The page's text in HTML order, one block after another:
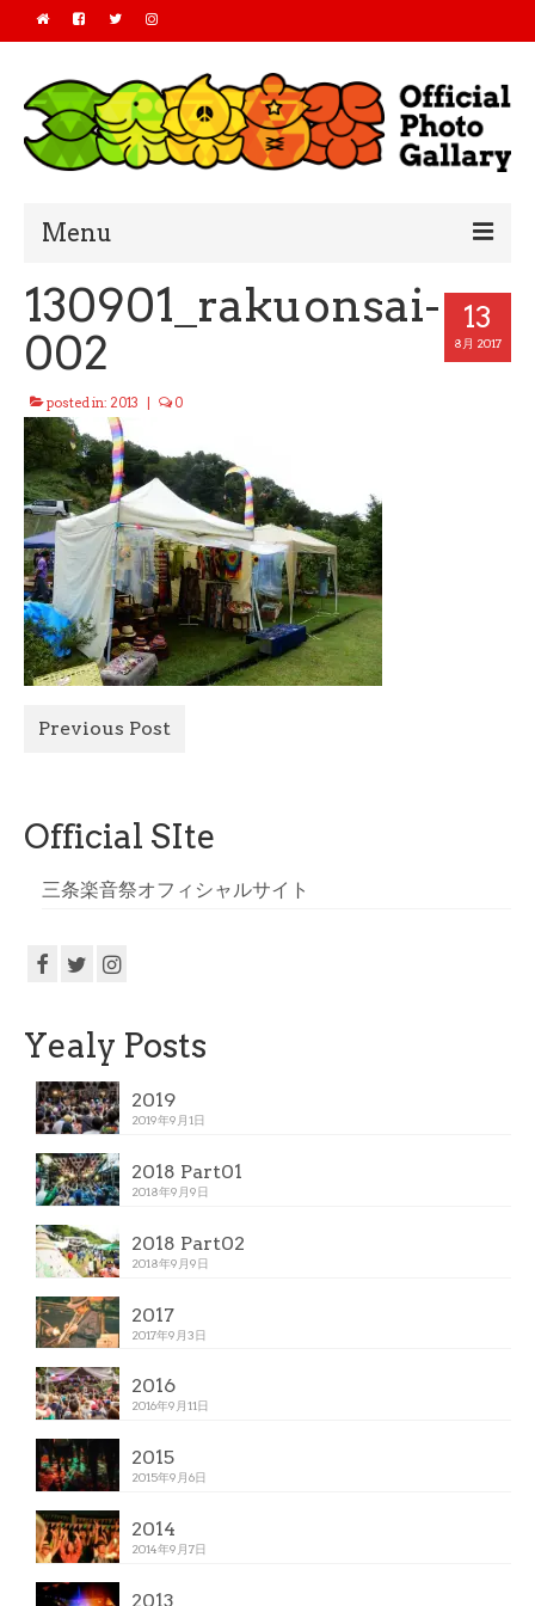
Menu
Home
2019
2018
2017
2016
All Photo
Official Site
13
8月 2017
130901_rakuonsai-
002
posted in: 2013 0
Previous Post
Official SIte
三条楽音祭オフィシャルサイト
Yealy Posts
2019
2019年9月1日
2018 Part01
2018年9月9日
2018 Part02
2018年9月9日
2017
2017年9月3日
2016
2016年9月11日
2015
2015年9月6日
2014
2014年9月7日
2013